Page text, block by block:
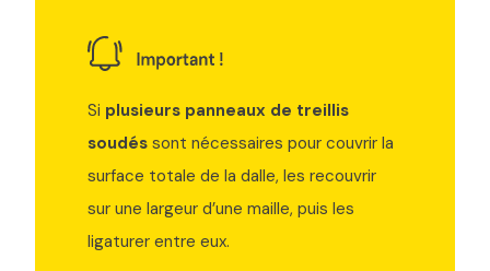
Si plusieurs panneaux de treillis
soudés sont nécessaires pour couvrir la
surface totale de la dalle, les recouvrir
sur une largeur d’une maille, puis les
ligaturer entre eux.